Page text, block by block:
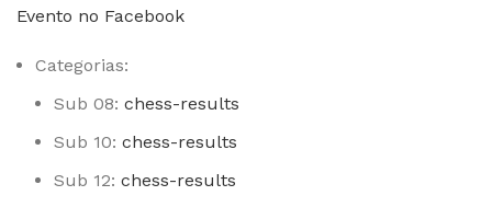
Evento no Facebook
Categorias:
Sub 08: chess-results
Sub 10: chess-results
Sub 12: chess-results